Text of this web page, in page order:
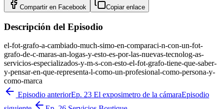
Compartir en Facebook Copiar enlace
Descripción del Episodio
el-fot-grafo-a-cambiado-much-simo-en-comparaci-n-con-un-fot-
grafo-de-c-maras-an-logas-y-esto-es-por-las-nuevas-tecnolog-as-
servicios-especializados-y-m-s-con-esto-el-fot-grafo-tiene-que-saber-
y-pensar-en-que-representa-l-como-un-profesional-como-persona-y-
como-marca
Episodio anteriorEp. 23 El exposimetro de la cámaraEpisodio